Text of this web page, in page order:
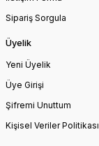
Sipariş Sorgula
Üyelik
Yeni Üyelik
Üye Girişi
Şifremi Unuttum
Kişisel Veriler Politikası